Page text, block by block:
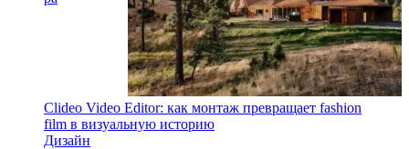
Clideo Video Editor: как монтаж превращает fashion
film в визуальную историю
Дизайн